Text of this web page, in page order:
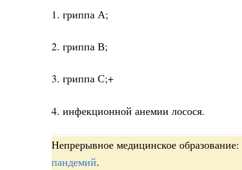
1. гриппа А;
2. гриппа В;
3. гриппа С;+
4. инфекционной анемии лосося.
Непрерывное медицинское образование:
пандемий.